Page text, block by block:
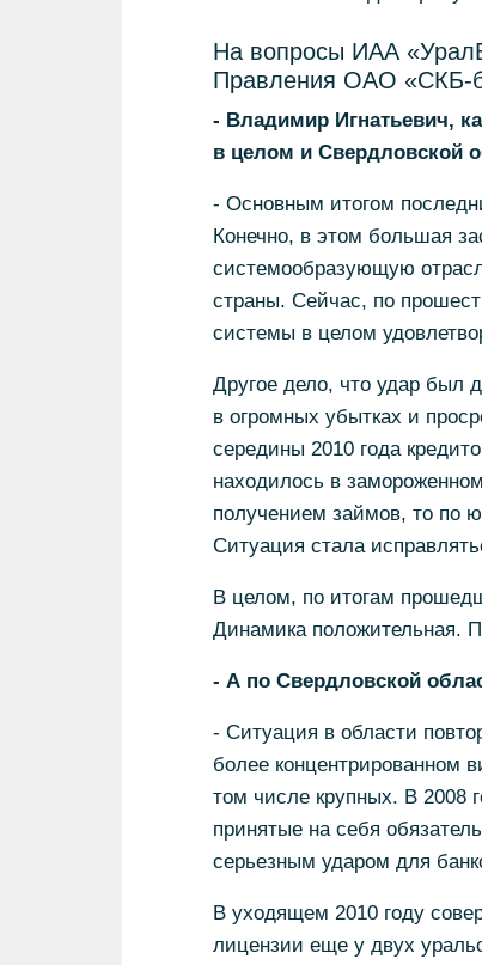
На вопросы ИАА
Правления ОАО «СКБ-
- Владимир Игнатьевич,
в целом и Свердловской
- Основным итогом
Конечно, в этом большая
системообразующую
страны. Сейчас, по
системы в целом
Другое дело, что удар был
в огромных убытках и
середины 2010 года
находилось в
получением займов, то по
Ситуация стала
В целом, по итогам
Динамика положительная.
- А по Свердловской
- Ситуация в области
более концентрированном
том числе крупных. В 2008
принятые на себя
серьезным ударом для
В уходящем 2010 году
лицензии еще у двух